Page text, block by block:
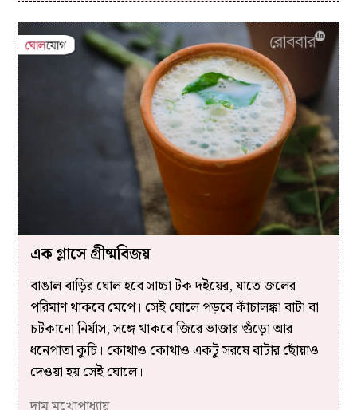
এক গ্লাসে গ্রীষ্মবিজয়
বাঙাল বাড়ির ঘোল হবে সাচ্চা টক দইয়ের, যাতে জলের
পরিমাণ থাকবে মেপে। সেই ঘোলে পড়বে কাঁচালঙ্কা বাটা বা
চটকানো নির্যাস, সঙ্গে থাকবে জিরে ভাজার গুঁড়ো আর
ধনেপাতা কুচি। কোথাও কোথাও একটু সরষে বাটার ছোঁয়াও
দেওয়া হয় সেই ঘোলে।